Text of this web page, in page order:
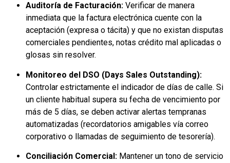
Auditoría de Facturación: Verificar de manera
inmediata que la factura electrónica cuente con la
aceptación (expresa o tácita) y que no existan disputas
comerciales pendientes, notas crédito mal aplicadas o
glosas sin resolver.
Monitoreo del DSO (Days Sales Outstanding):
Controlar estrictamente el indicador de días de calle. Si
un cliente habitual supera su fecha de vencimiento por
más de 5 días, se deben activar alertas tempranas
automatizadas (recordatorios amigables vía correo
corporativo o llamadas de seguimiento de tesorería).
Conciliación Comercial: Mantener un tono de servicio